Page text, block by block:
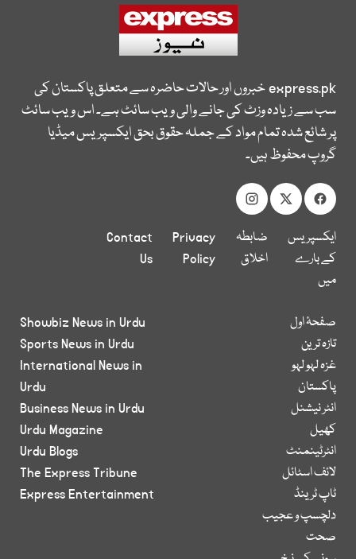
express.pkخبروں اور حالات حاضرہ سے متعلق پاکستان کی
سب سے زیادہ وزٹ کی جانے والی ویب سائٹ ہے۔ اس ویب سائٹ
پر شائع شدہ تمام مواد کے جملہ حقوق بحق ایکسپریس میڈیا
گروپ محفوظ ہیں۔
ایکسپریس
کے بارے
میں
ضابطہ
اخلاق
Privacy
Policy
Contact
Us
صفحۂ اول
تازہ ترین
غزہ لہو لہو
پاکستان
انٹر نیشنل
کھیل
انٹرٹینمنٹ
لائف اسٹائل
ٹاپ ٹرینڈ
دلچسپ و عجیب
صحت
Showbiz News in Urdu
Sports News in Urdu
International News in
Urdu
Business News in Urdu
Urdu Magazine
Urdu Blogs
The Express Tribune
Express Entertainment